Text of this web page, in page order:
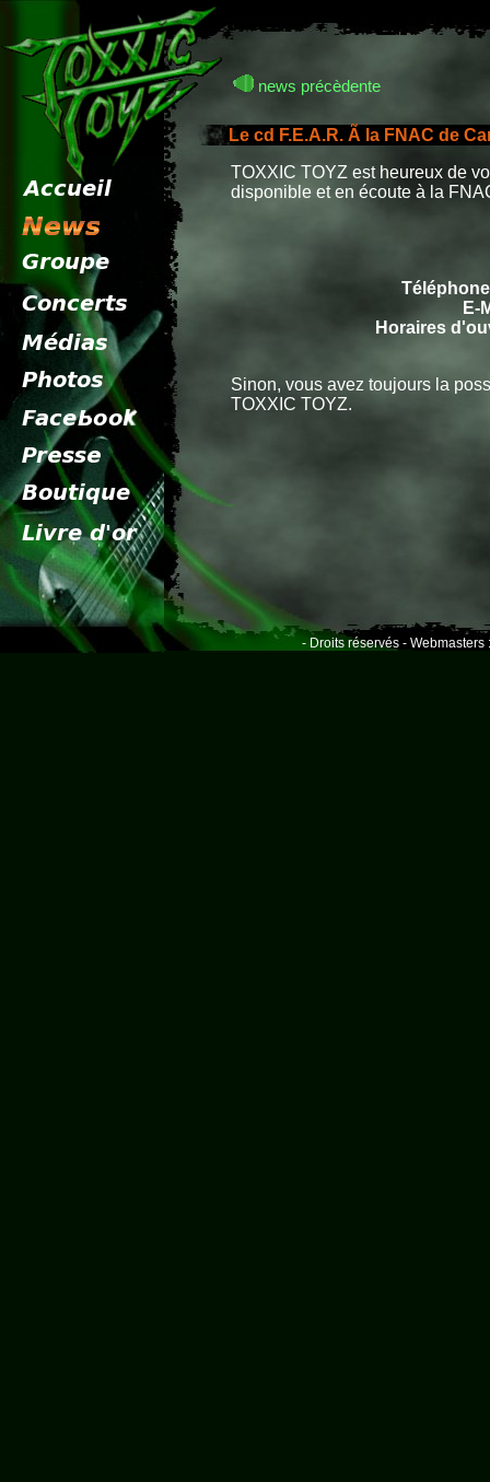
news précèdente
Le cd F.E.A.R. Ã la FNAC de
TOXXIC TOYZ est heureux de
disponible et en écoute à la
E-
Horaires
Sinon, vous avez toujours la
TOXXIC TOYZ.
- Droits réservés - Webmasters